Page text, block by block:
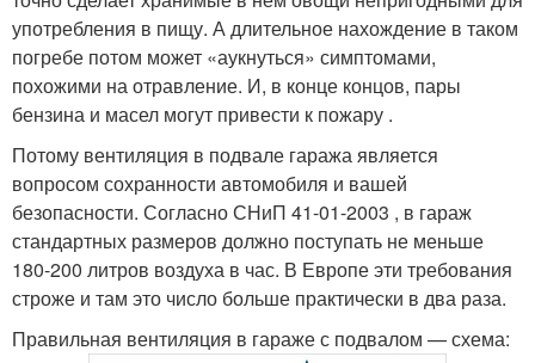
употребления в пищу. А длительное нахождение в таком
погребе потом может «аукнуться» симптомами,
похожими на отравление. И, в конце концов, пары
бензина и масел могут привести к пожару .
Потому вентиляция в подвале гаража является
вопросом сохранности автомобиля и вашей
безопасности. Согласно СНиП 41-01-2003 , в гараж
стандартных размеров должно поступать не меньше
180-200 литров воздуха в час. В Европе эти требования
строже и там это число больше практически в два раза.
Правильная вентиляция в гараже с подвалом — схема: